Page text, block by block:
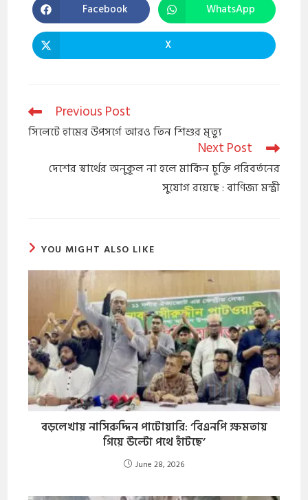
Facebook WhatsApp
X
Previous Post
সিলেটে হামের উপসর্গে আরও তিন শিশুর মৃত্যু
Next Post
দেশের স্বার্থের অনুকূল না হলে মার্কিন চুক্তি পরিবর্তনের
সুযোগ রয়েছে : বাণিজ্য মন্ত্রী
YOU MIGHT ALSO LIKE
বড়লেখায় নাসিরুদ্দিন পাটোয়ারি: ‘বিএনপি ক্ষমতায়
গিয়ে উল্টো পথে হাঁটছে’
June 28, 2026